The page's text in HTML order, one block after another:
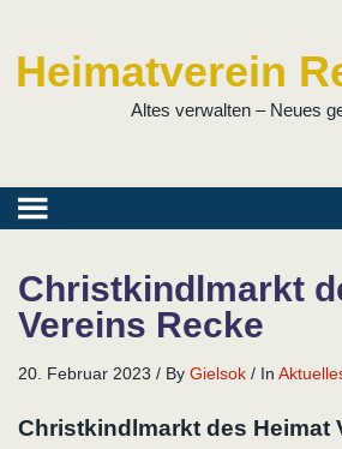
Heimatverein
Altes verwalten – Neues
Christkindlmarkt
Vereins Recke
20. Februar 2023 / By Gielsok / In
Christkindlmarkt des Heimat